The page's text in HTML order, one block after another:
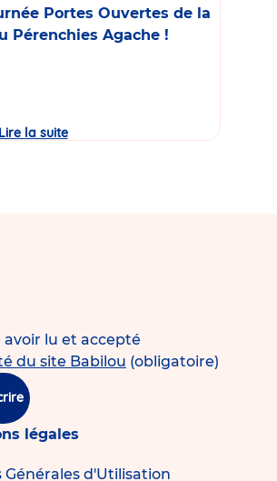
Portes Ouvertes de la
Pérenchies Agache !
Lire la suiteJournée
Portes
lu et accepté
du site Babilou (obligatoire)
légales
Générales d'Utilisation